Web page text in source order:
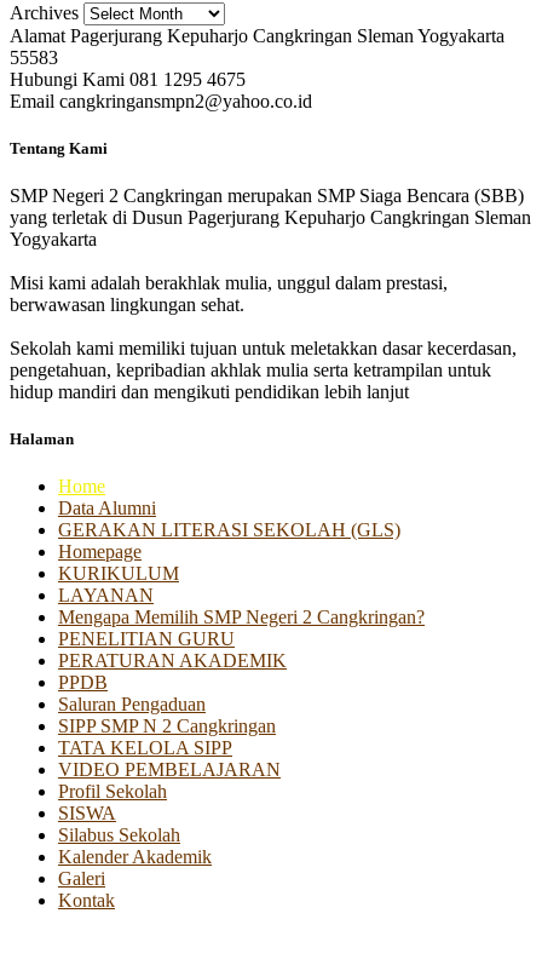
Archives
Alamat Pagerjurang Kepuharjo Cangkringan Sleman Yogyakarta
55583
Hubungi Kami 081 1295 4675
Email cangkringansmpn2@yahoo.co.id
Tentang Kami
SMP Negeri 2 Cangkringan merupakan SMP Siaga Bencara (SBB)
yang terletak di Dusun Pagerjurang Kepuharjo Cangkringan Sleman
Yogyakarta
Misi kami adalah berakhlak mulia, unggul dalam prestasi,
berwawasan lingkungan sehat.
Sekolah kami memiliki tujuan untuk meletakkan dasar kecerdasan,
pengetahuan, kepribadian akhlak mulia serta ketrampilan untuk
hidup mandiri dan mengikuti pendidikan lebih lanjut
Halaman
Home
Data Alumni
GERAKAN LITERASI SEKOLAH (GLS)
Homepage
KURIKULUM
LAYANAN
Mengapa Memilih SMP Negeri 2 Cangkringan?
PENELITIAN GURU
PERATURAN AKADEMIK
PPDB
Saluran Pengaduan
SIPP SMP N 2 Cangkringan
TATA KELOLA SIPP
VIDEO PEMBELAJARAN
Profil Sekolah
SISWA
Silabus Sekolah
Kalender Akademik
Galeri
Kontak